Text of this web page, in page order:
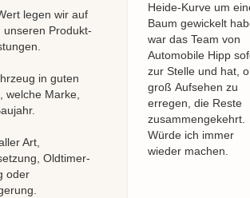
legen wir auf
unseren Produkt-
in guten
welche Marke,
Art,
Oldtimer-
oder
Heide-Kurve um
Baum gewickelt
war das Team von
Automobile Hipp
zur Stelle und hat,
groß Aufsehen zu
erregen, die Reste
zusammengekehrt.
Würde ich immer
wieder machen.